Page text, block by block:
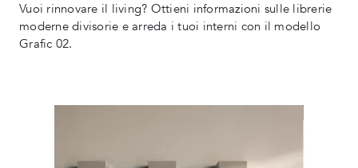
Vuoi rinnovare il living? Ottieni informazioni sulle librerie
moderne divisorie e arreda i tuoi interni con il modello
Grafic 02.